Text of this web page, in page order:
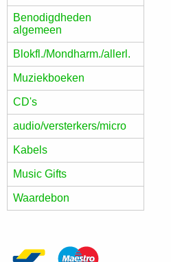
Benodigdheden
algemeen
Blokfl./Mondharm./allerl.
Muziekboeken
CD's
audio/versterkers/micro
Kabels
Music Gifts
Waardebon